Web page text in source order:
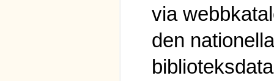
via
den nationella